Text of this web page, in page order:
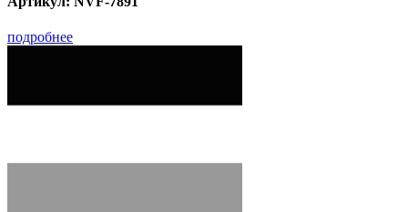
подробнее